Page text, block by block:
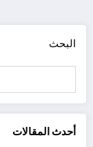
البحث
أحدث المقالات